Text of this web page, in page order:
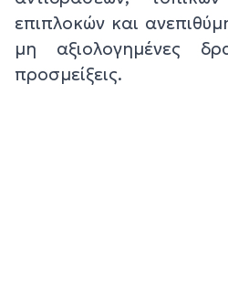
επιπλοκών και
μη αξιολογημένες
προσμείξεις.